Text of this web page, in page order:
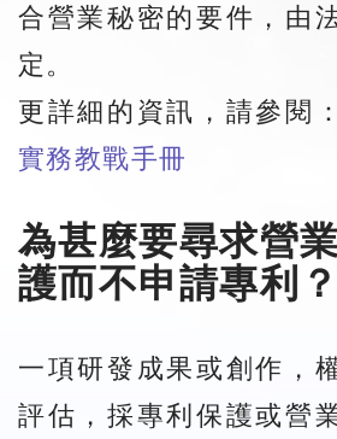
合營業秘密的要件，由
定。
更詳細的資訊，請參閱
實務教戰手冊
為甚麼要尋求營
護而不申請專利？
一項研發成果或創作，
評估，採專利保護或營